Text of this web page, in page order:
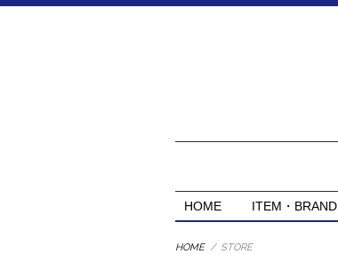
HOME ITEM・BRAND
HOME / STORE